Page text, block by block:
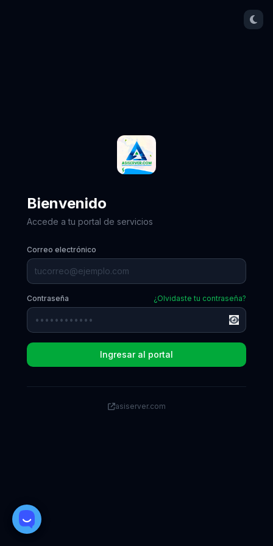
Bienvenido
Accede a tu portal de servicios
Correo electrónico
Contraseña ¿Olvidaste tu contraseña?
Ingresar al portal
asiserver.com